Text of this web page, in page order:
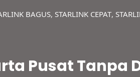
BAGUS, STARLINK CEPAT,
Pusat Tanpa